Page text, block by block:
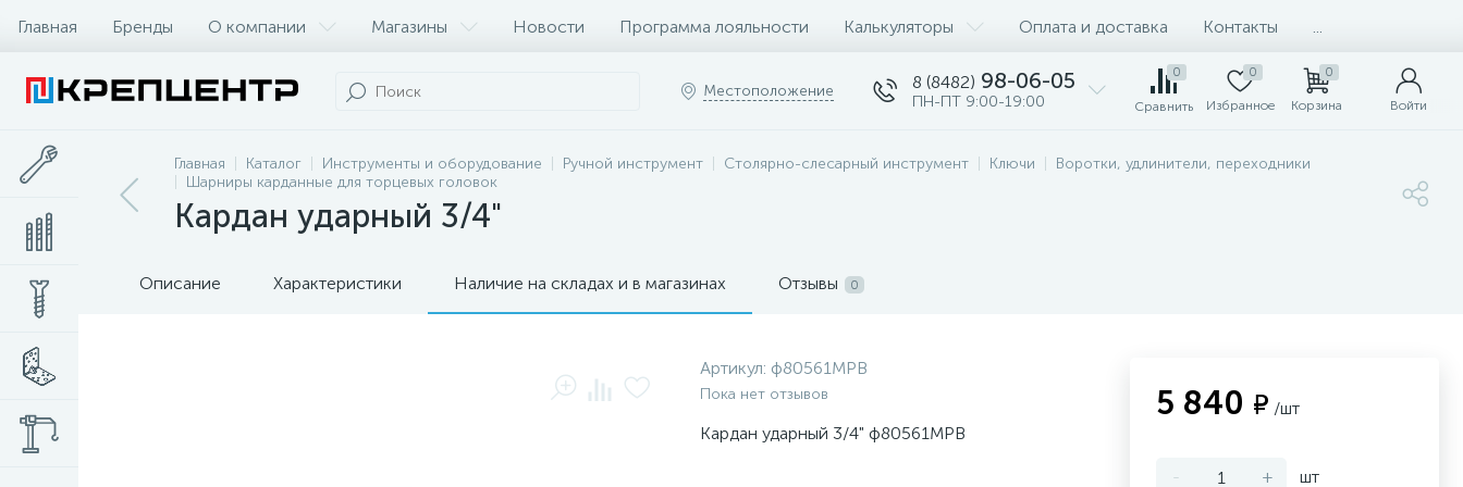
Главная Бренды О компании Магазины Новости Программа лояльности Калькуляторы Оплата и доставка Контакты
Местоположение 8 (8482) 98-06-05
ПН-ПТ 9:00-19:00
0
Сравнить
0
Избранное
0
Корзина Войти
Главная Каталог Инструменты и оборудование Ручной инструмент Столярно-слесарный инструмент Ключи
Воротки, удлинители, переходники
Шарниры карданные для торцевых головок
Кардан ударный 3/4"
Описание Характеристики Наличие на складах и в магазинах Отзывы 0
Артикул: ф80561МРВ
Пока нет отзывов
Кардан ударный 3/4" ф80561МРВ
5 840 ₽ /шт
- + шт